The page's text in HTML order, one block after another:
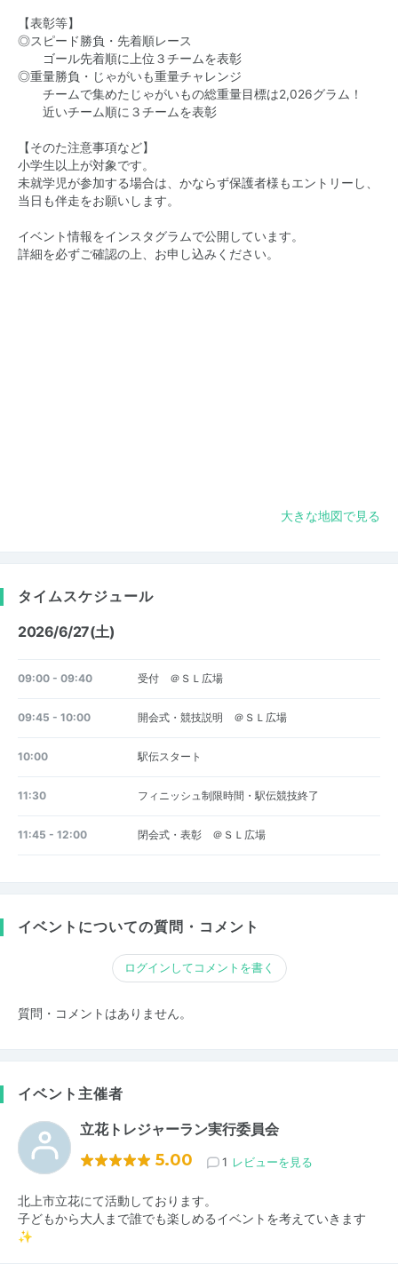
【表彰等】
◎スピード勝負・先着順レース
ゴール先着順に上位３チームを表彰
◎重量勝負・じゃがいも重量チャレンジ
チームで集めたじゃがいもの総重量目標は2,026グラム！
近いチーム順に３チームを表彰
【そのた注意事項など】
小学生以上が対象です。
未就学児が参加する場合は、かならず保護者様もエントリーし、
当日も伴走をお願いします。
イベント情報をインスタグラムで公開しています。
詳細を必ずご確認の上、お申し込みください。
大きな地図で見る
タイムスケジュール
2026/6/27(土)
09:00 - 09:40 受付 ＠ＳＬ広場
09:45 - 10:00 開会式・競技説明 ＠ＳＬ広場
10:00 駅伝スタート
11:30 フィニッシュ制限時間・駅伝競技終了
11:45 - 12:00 閉会式・表彰 ＠ＳＬ広場
イベントについての質問・コメント
ログインしてコメントを書く
質問・コメントはありません。
イベント主催者
立花トレジャーラン実行委員会
5.00 1 レビューを見る
北上市立花にて活動しております。
子どもから大人まで誰でも楽しめるイベントを考えていきます
✨